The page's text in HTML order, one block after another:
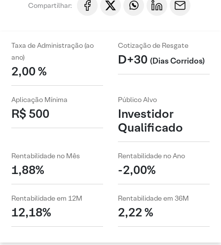
Compartilhar:
Taxa de Administração (ao
ano)
2,00 %
Cotização de Resgate
D+30 (Dias Corridos)
Aplicação Mínima
R$ 500
Público Alvo
Investidor
Qualificado
Rentabilidade no Mês
1,88%
Rentabilidade no Ano
-2,00%
Rentabilidade em 12M
12,18%
Rentabilidade em 36M
2,22 %